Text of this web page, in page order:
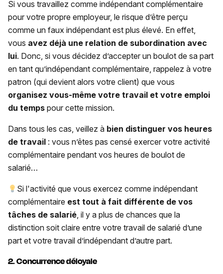
Si vous travaillez comme indépendant complémentaire
pour votre propre employeur, le risque d’être perçu
comme un faux indépendant est plus élevé. En effet,
vous avez déjà une relation de subordination avec
lui. Donc, si vous décidez d’accepter un boulot de sa part
en tant qu’indépendant complémentaire, rappelez à votre
patron (qui devient alors votre client) que vous
organisez vous-même votre travail et votre emploi
du temps pour cette mission.
Dans tous les cas, veillez à bien distinguer vos heures
de travail : vous n’êtes pas censé exercer votre activité
complémentaire pendant vos heures de boulot de
salarié…
Si l'activité que vous exercez comme indépendant
complémentaire est tout à fait différente de vos
tâches de salarié, il y a plus de chances que la
distinction soit claire entre votre travail de salarié d’une
part et votre travail d’indépendant d’autre part.
2. Concurrence déloyale